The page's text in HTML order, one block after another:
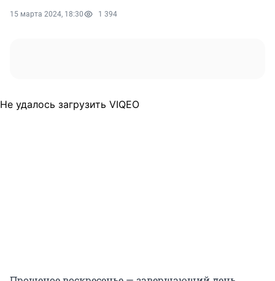
15 марта 2024, 18:30 1 394
Не удалось загрузить VIQEO